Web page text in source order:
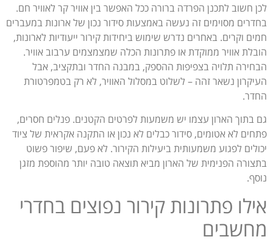
לכן חשוב לתכנן הפרדה ברורה ככל האפשר בין אוויר קר לאוויר חם.
בחדרים מסוימים זה נעשה באמצעות סידור נכון של ארונות במעברים
חמים וקרים. באחרים נדרש שימוש ביחידות קירור ייעודיות לארונות,
הובלת אוויר ממוקדת או פתרונות הכלה שמצמצמים ערבוב אוויר.
הבחירה תלויה בצפיפות ההספק, במבנה החדר ובתקציב, אבל
העיקרון נשאר זהה – לשלוט במסלול האוויר, לא רק בטמפרטורת
החדר.
גם בתוך הארון עצמו יש משמעות לפרטים הקטנים. פנלים חסרים,
פתחים לא אטומים, סידור כבלים לא נכון או התקנה אקראית של ציוד
יכולים לפגוע משמעותית ביעילות הקירור. לא פעם, שיפור פשוט
בתצורה הפנימית של הארון מביא תוצאה טובה יותר מהוספת מזגן
נוסף.
אילו פתרונות קירור נפוצים בחדרי
מחשבים